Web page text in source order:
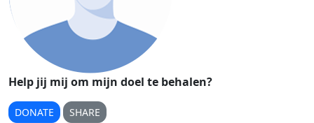
Help jij mij om mijn doel te behalen?
DONATE SHARE